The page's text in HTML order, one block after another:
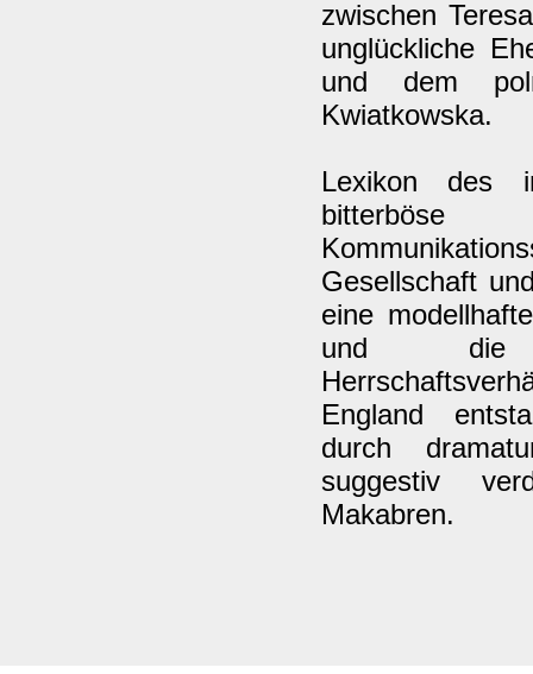
zwischen
unglückliche
und dem
Kwiatkowska.
Lexikon des
Gesellschaft
eine
und die
England
durch
suggestiv
Makabren.